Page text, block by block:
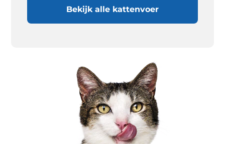
Bekijk alle kattenvoer